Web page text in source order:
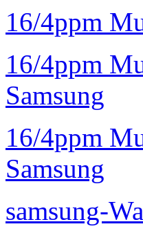
16/4ppm
16/4ppm
Samsung
16/4ppm
Samsung
samsung-